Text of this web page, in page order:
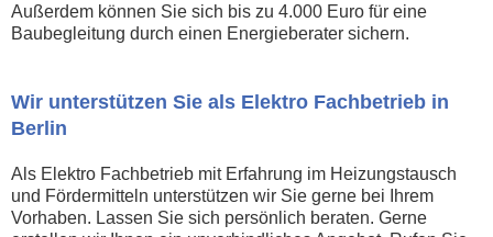
Außerdem können Sie sich bis zu 4.000 Euro für eine
Baubegleitung durch einen Energieberater sichern.
Wir unterstützen Sie als Elektro Fachbetrieb in
Berlin
Als Elektro Fachbetrieb mit Erfahrung im Heizungstausch
und Fördermitteln unterstützen wir Sie gerne bei Ihrem
Vorhaben. Lassen Sie sich persönlich beraten. Gerne